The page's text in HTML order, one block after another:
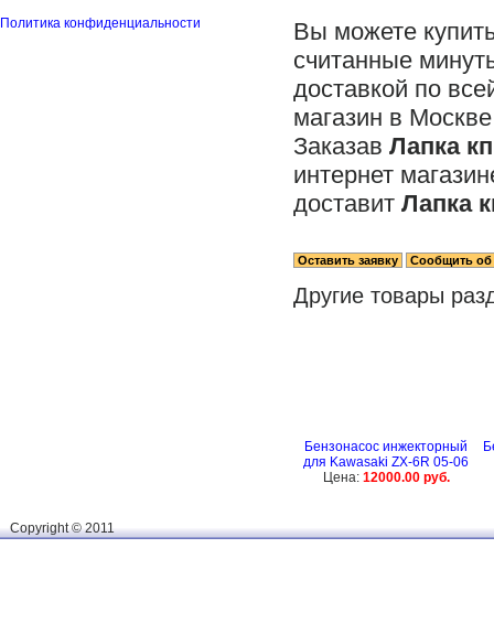
Вы можете
считанные
доставкой по
магазин в
Заказав Лапка
интернет
доставит Лапка
Другие товары
Бензонасос инжекторный
для Kawasaki ZX-6R 05-06
Цена: 12000.00 руб.
Политика конфиденциальности
Сopyright © 2011